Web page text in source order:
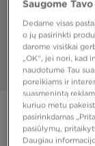
PUIKUS
JORDAN 4
Saugome
Dedame visas
o jų pasirinkti
darome visiškai
„OK“, jei nori, kad
naudotume Tau
poreikiams ir
suasmenintą
kuriuo metu
pasirinkdamas
pasiūlymų,
Daugiau